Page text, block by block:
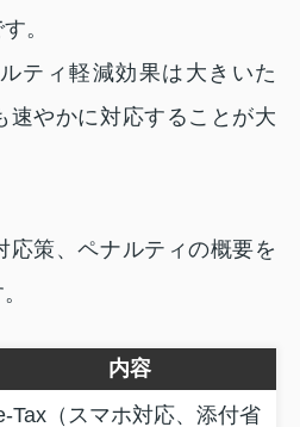
。
ティ軽減効果は大きいた
速やかに対応することが大
応策、ペナルティの概要を
内容
（スマホ対応、添付省